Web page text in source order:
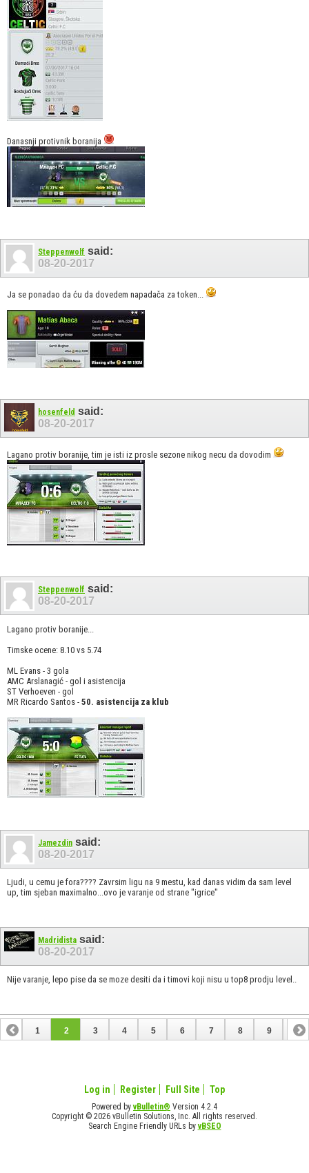
Danasnji protivnik boranija
Steppenwolf said:
08-20-2017
Ja se ponadao da ću da dovedem napadača za token...
hosenfeld said:
08-20-2017
Lagano protiv boranije, tim je isti iz prosle sezone nikog necu da dovodim
Steppenwolf said:
08-20-2017
Lagano protiv boranije...
Timske ocene: 8.10 vs 5.74
ML Evans - 3 gola
AMC Arslanagić - gol i asistencija
ST Verhoeven - gol
MR Ricardo Santos - 50. asistencija za klub
Jamezdin said:
08-20-2017
Ljudi, u cemu je fora???? Zavrsim ligu na 9 mestu, kad danas vidim da sam level
up, tim sjeban maximalno...ovo je varanje od strane "igrice"
Madridista said:
08-20-2017
Nije varanje, lepo pise da se moze desiti da i timovi koji nisu u top8 prodju level..
1 2 3 4 5 6 7 8 9 10
Log in Register Full Site Top
Powered byvBulletin® Version 4.2.4
Copyright © 2026 vBulletin Solutions, Inc. All rights reserved.
Search Engine Friendly URLs byvBSEO